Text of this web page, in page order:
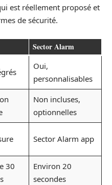
est réellement proposé et
de sécurité.
Sector Alarm
Oui,
personnalisables
Non incluses,
optionnelles
Sector Alarm app
30
Environ 20
secondes